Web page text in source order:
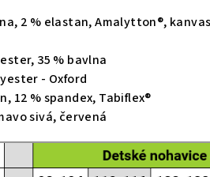
2 % elastan, Amalytton®,
35 % bavlna
- Oxford
12 % spandex, Tabiflex®
sivá, červená